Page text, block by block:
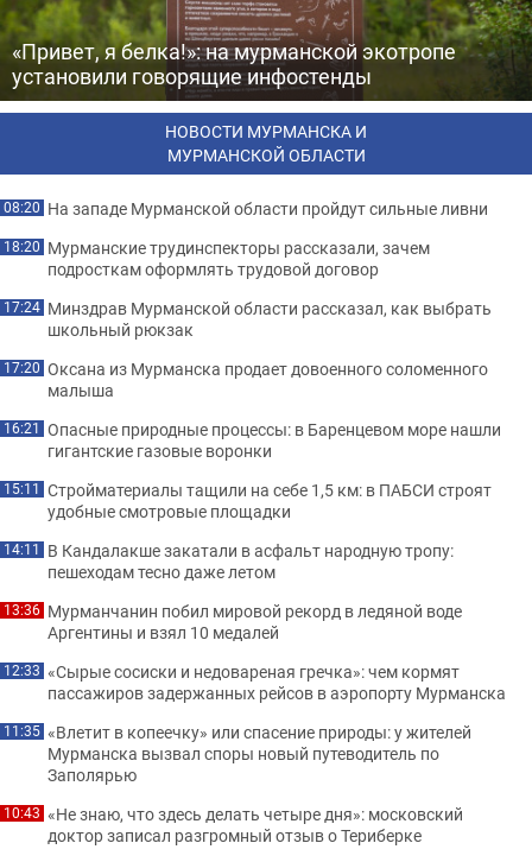
«Привет, я белка!»: на мурманской экотропе
установили говорящие инфостенды
НОВОСТИ МУРМАНСКА И
МУРМАНСКОЙ ОБЛАСТИ
08:20 На западе Мурманской области пройдут сильные ливни
18:20 Мурманские трудинспекторы рассказали, зачем
подросткам оформлять трудовой договор
17:24 Минздрав Мурманской области рассказал, как выбрать
школьный рюкзак
17:20 Оксана из Мурманска продает довоенного соломенного
малыша
16:21 Опасные природные процессы: в Баренцевом море нашли
гигантские газовые воронки
15:11 Стройматериалы тащили на себе 1,5 км: в ПАБСИ строят
удобные смотровые площадки
14:11 В Кандалакше закатали в асфальт народную тропу:
пешеходам тесно даже летом
13:36 Мурманчанин побил мировой рекорд в ледяной воде
Аргентины и взял 10 медалей
12:33 «Сырые сосиски и недовареная гречка»: чем кормят
пассажиров задержанных рейсов в аэропорту Мурманска
11:35 «Влетит в копеечку» или спасение природы: у жителей
Мурманска вызвал споры новый путеводитель по
Заполярью
10:43 «Не знаю, что здесь делать четыре дня»: московский
доктор записал разгромный отзыв о Териберке